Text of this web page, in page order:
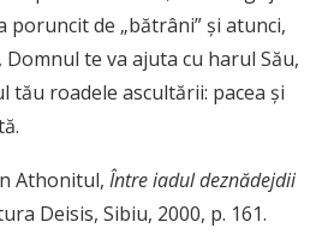
poruncit de „bătrâni” şi atunci,
te va ajuta cu harul Său,
tău roadele ascultării: pacea şi
Athonitul, Între iadul deznădejdii
Deisis, Sibiu, 2000, p. 161.